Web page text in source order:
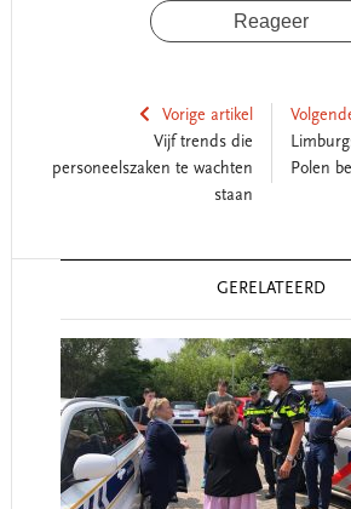
Reageer
Vorige artikel
Vijf trends die
personeelszaken te wachten
staan
Polen
GERELATEERD